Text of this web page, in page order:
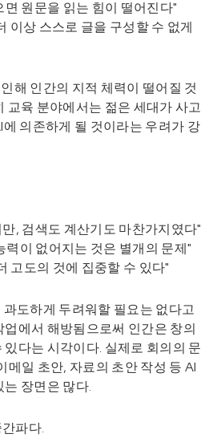
원문을 읽는 힘이 떨어진다"
이상 스스로 글을 구성할 수 없게
해 인간의 지적 체력이 떨어질 것
교육 분야에서는 젊은 세대가 사고
의존하게 될 것이라는 우려가 강
, 검색도 계산기도 마찬가지였다"
력이 없어지는 것은 별개의 문제"
고도의 것에 집중할 수 있다"
도하게 두려워할 필요는 없다고
에서 해방됨으로써 인간은 창의
다는 시각이다. 실제로 회의의 문
메일 초안, 자료의 초안 작성 등 AI
장면은 많다.
파다.